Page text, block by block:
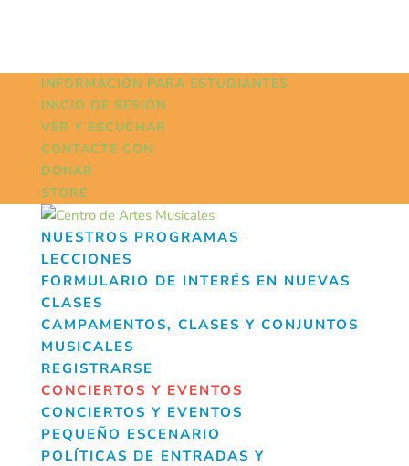
INFORMACIÓN PARA ESTUDIANTES
INICIO DE SESIÓN
VER Y ESCUCHAR
CONTACTE CON
DONAR
STORE
NUESTROS PROGRAMAS
LECCIONES
FORMULARIO DE INTERÉS EN NUEVAS
CLASES
CAMPAMENTOS, CLASES Y CONJUNTOS
MUSICALES
REGISTRARSE
CONCIERTOS Y EVENTOS
CONCIERTOS Y EVENTOS
PEQUEÑO ESCENARIO
POLÍTICAS DE ENTRADAS Y